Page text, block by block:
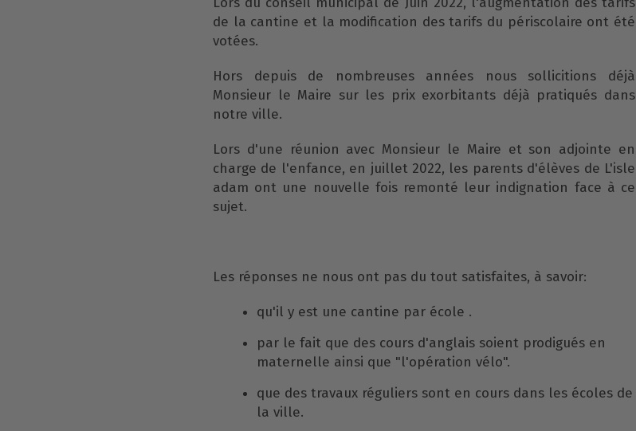
de la cantine et la modification des tarifs du périscolaire ont été
votées.
Hors depuis de nombreuses années nous sollicitions déjà
Monsieur le Maire sur les prix exorbitants déjà pratiqués dans
notre ville.
Lors d'une réunion avec Monsieur le Maire et son adjointe en
charge de l'enfance, en juillet 2022, les parents d'élèves de L'isle
adam ont une nouvelle fois remonté leur indignation face à ce
sujet.
Les réponses ne nous ont pas du tout satisfaites, à savoir:
qu'il y est une cantine par école .
par le fait que des cours d'anglais soient prodigués en
maternelle ainsi que "l'opération vélo".
que des travaux réguliers sont en cours dans les écoles de
la ville.